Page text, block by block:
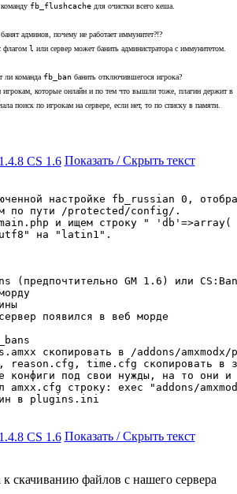
fb_flushcache для очистки всего кеша.
админов, почему не работает иммунитет?!?
флагом l или сервер может банить администратора с иммунитетом.
команда fb_ban банить отключившегося игрока?
которые онлайн и по тем что вышли тоже, плагин держит в
поиск по игрокам на сервере, если нет, то по списку в памяти.
Показать / Скрыть текст
настройке fb_russian 0,
по пути /protected/config/.
main.php и ищем строку "
"utf8" на "latin1".
(предпочтительно GM 1.6) или
появился в веб морде
скопировать в /addons/
time.cfg скопировать в
конфиги под свои нужды, на то они и
amxx.cfg строку: exec "addons/
в plugins.ini
Показать / Скрыть текст
к скачиванию файлов с нашего сервера